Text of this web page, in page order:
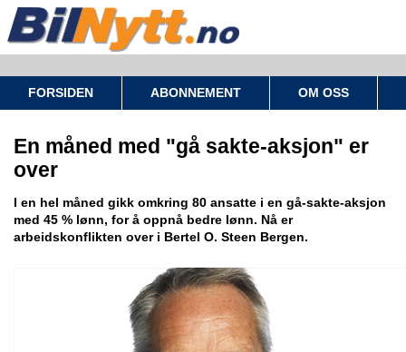
FORSIDEN ABONNEMENT OM OSS
En måned med "gå sakte-aksjon" er
over
I en hel måned gikk omkring 80 ansatte i en gå-sakte-aksjon
med 45 % lønn, for å oppnå bedre lønn. Nå er
arbeidskonflikten over i Bertel O. Steen Bergen.